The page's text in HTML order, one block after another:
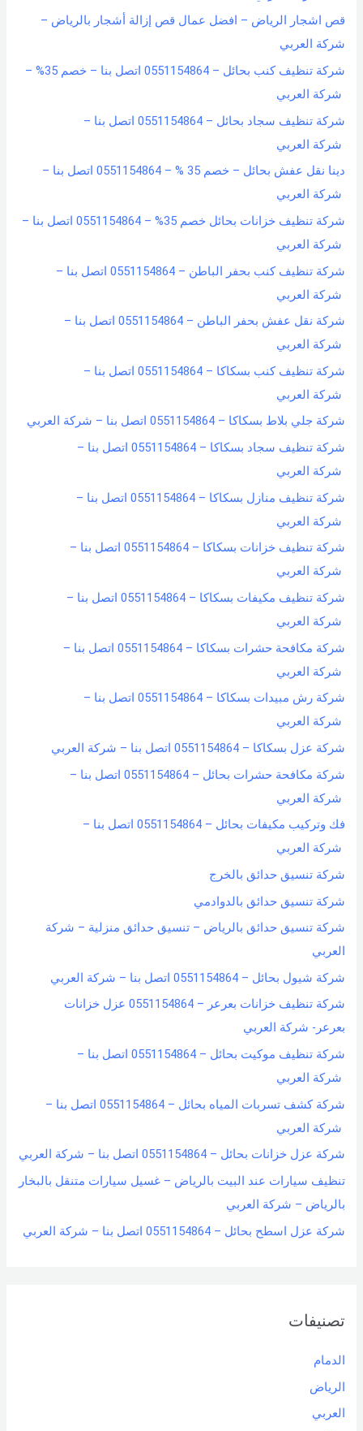
قص اشجار الرياض – افضل عمال قص إزالة أشجار بالرياض –
شركة العربي
شركة تنظيف كنب بحائل – 0551154864 اتصل بنا – خصم 35% –
شركة العربي
شركة تنظيف سجاد بحائل – 0551154864 اتصل بنا –
شركة العربي
دينا نقل عفش بحائل – خصم 35 % – 0551154864 اتصل بنا –
شركة العربي
شركة تنظيف خزانات بحائل خصم 35% – 0551154864 اتصل بنا –
شركة العربي
شركة تنظيف كنب بحفر الباطن – 0551154864 اتصل بنا –
شركة العربي
شركة نقل عفش بحفر الباطن – 0551154864 اتصل بنا –
شركة العربي
شركة تنظيف كنب بسكاكا – 0551154864 اتصل بنا –
شركة العربي
شركة جلي بلاط بسكاكا – 0551154864 اتصل بنا – شركة العربي
شركة تنظيف سجاد بسكاكا – 0551154864 اتصل بنا –
شركة العربي
شركة تنظيف منازل بسكاكا – 0551154864 اتصل بنا –
شركة العربي
شركة تنظيف خزانات بسكاكا – 0551154864 اتصل بنا –
شركة العربي
شركة تنظيف مكيفات بسكاكا – 0551154864 اتصل بنا –
شركة العربي
شركة مكافحة حشرات بسكاكا – 0551154864 اتصل بنا –
شركة العربي
شركة رش مبيدات بسكاكا – 0551154864 اتصل بنا –
شركة العربي
شركة عزل بسكاكا – 0551154864 اتصل بنا – شركة العربي
شركة مكافحة حشرات بحائل – 0551154864 اتصل بنا –
شركة العربي
فك وتركيب مكيفات بحائل – 0551154864 اتصل بنا –
شركة العربي
شركة تنسيق حدائق بالخرج
شركة تنسيق حدائق بالدوادمي
شركة تنسيق حدائق بالرياض – تنسيق حدائق منزلية – شركة
العربي
شركة شيول بحائل – 0551154864 اتصل بنا – شركة العربي
شركة تنظيف خزانات بعرعر – 0551154864 عزل خزانات
بعرعر- شركة العربي
شركة تنظيف موكيت بحائل – 0551154864 اتصل بنا –
شركة العربي
شركة كشف تسربات المياه بحائل – 0551154864 اتصل بنا –
شركة العربي
شركة عزل خزانات بحائل – 0551154864 اتصل بنا – شركة العربي
تنظيف سيارات عند البيت بالرياض – غسيل سيارات متنقل بالبخار
بالرياض – شركة العربي
شركة عزل اسطح بحائل – 0551154864 اتصل بنا – شركة العربي
تصنيفات
الدمام
الرياض
العربي